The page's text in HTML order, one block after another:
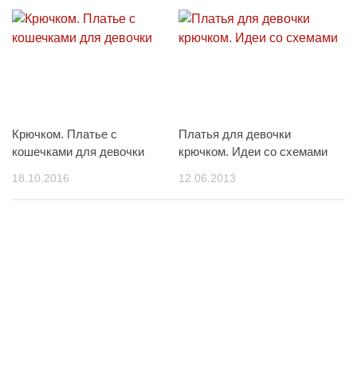
Крючком. Платье с
кошечками для девочки
18.10.2016
Платья для девочки
крючком. Идеи со схемами
12.06.2013